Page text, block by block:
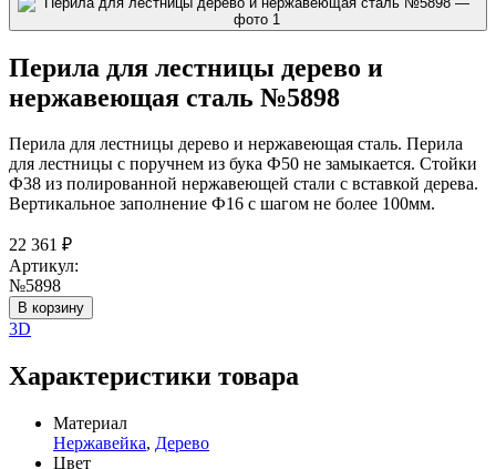
Перила для лестницы дерево и
нержавеющая сталь №5898
Перила для лестницы дерево и нержавеющая сталь. Перила
для лестницы с поручнем из бука Ф50 не замыкается. Стойки
Ф38 из полированной нержавеющей стали с вставкой дерева.
Вертикальное заполнение Ф16 с шагом не более 100мм.
22 361 ₽
Артикул:
№5898
В корзину
3D
Характеристики товара
Материал
Нержавейка, Дерево
Цвет